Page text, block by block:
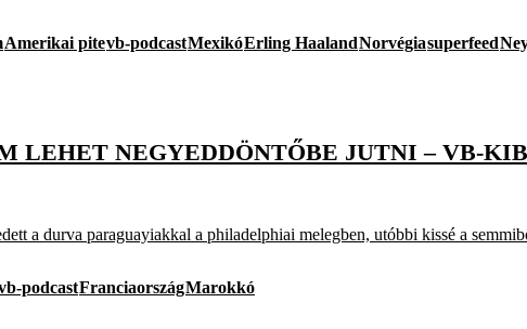
Amerikai pitevb-podcastMexikóErling HaalandNorvégiasuperfeed
NEGYEDDÖNTŐBE JUTNI – VB-
a durva paraguayiakkal a philadelphiai melegben, utóbbi kissé a
podcastFranciaországMarokkó